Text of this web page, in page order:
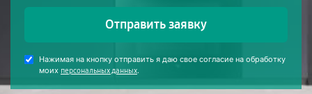
Отправить заявку
Нажимая на кнопку отправить я даю свое согласие на обработку
моих персональных данных.